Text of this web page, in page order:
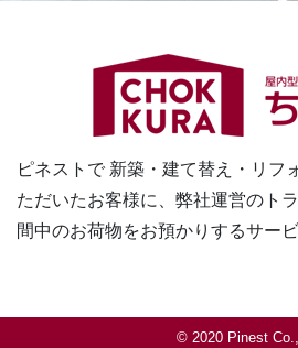
ピネストで 新築・建て替え・リフ
ただいたお客様に、 弊社運営のト
間中のお荷物をお預かりするサー
© 2020 Pinest